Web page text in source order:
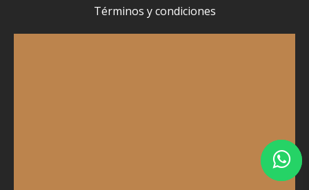
Términos y condiciones